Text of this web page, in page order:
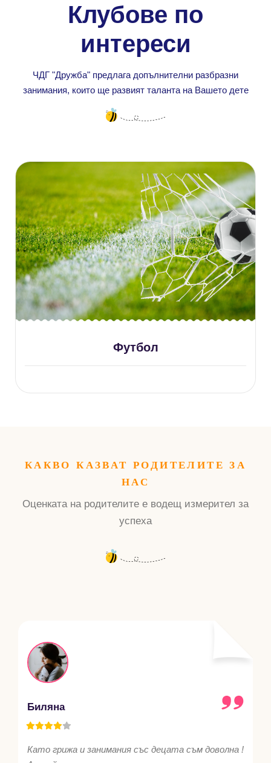
Клубове по
интереси
ЧДГ "Дружба" предлага допълнителни разбразни
занимания, които ще развият таланта на Вашето дете
Футбол
КАКВО КАЗВАТ РОДИТЕЛИТЕ ЗА
НАС
Оценката на родителите е водещ измерител за
успеха
Биляна
Като грижа и занимания със децата съм доволна !